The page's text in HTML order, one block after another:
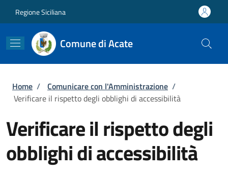
Regione Siciliana
Comune di Acate
Briciole di pane
Home / Comunicare con l'Amministrazione /
Verificare il rispetto degli obblighi di accessibilità
Verificare il rispetto degli
obblighi di accessibilità